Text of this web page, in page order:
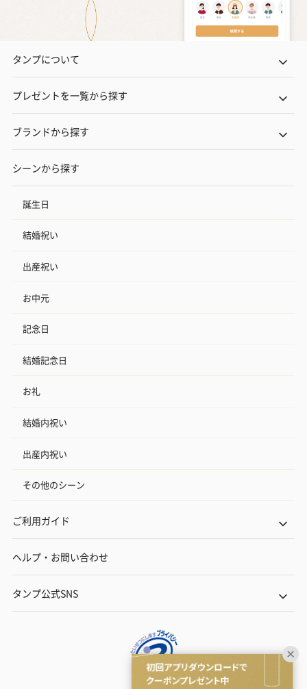
タンプについて
プレゼントを一覧から探す
ブランドから探す
シーンから探す
誕生日
結婚祝い
出産祝い
お中元
記念日
結婚記念日
お礼
結婚内祝い
出産内祝い
その他のシーン
ご利用ガイド
ヘルプ・お問い合わせ
タンプ公式SNS